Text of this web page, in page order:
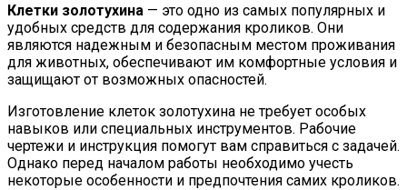
Клетки золотухина — это одно из самых популярных и
удобных средств для содержания кроликов. Они
являются надежным и безопасным местом проживания
для животных, обеспечивают им комфортные условия и
защищают от возможных опасностей.
Изготовление клеток золотухина не требует особых
навыков или специальных инструментов. Рабочие
чертежи и инструкция помогут вам справиться с задачей.
Однако перед началом работы необходимо учесть
некоторые особенности и предпочтения самих кроликов.